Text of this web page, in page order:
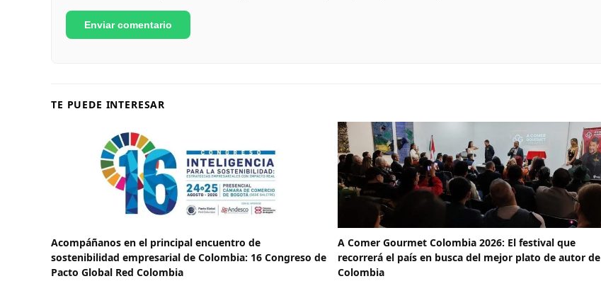
TE PUEDE INTERESAR
Acompáñanos en el principal encuentro de
sostenibilidad empresarial de Colombia: 16 Congreso de
Pacto Global Red Colombia
A Comer Gourmet Colombia 2026: El festival que
recorrerá el país en busca del mejor plato de autor de
Colombia